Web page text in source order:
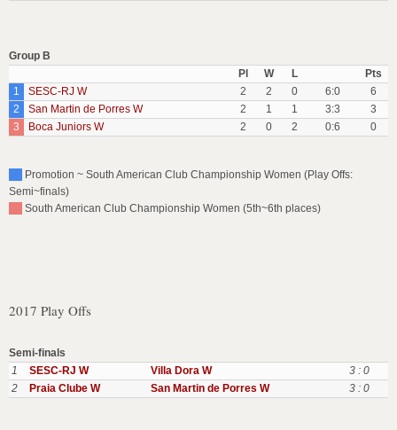
Group B
Pl
W L
Pts
1
SESC-RJ W 2 2 0 6:0
6
2
San Martin de Porres W 2 1 1 3:3
3
3
Boca Juniors W 2 0 2 0:6 0
Promotion ~ South American Club Championship Women (Play Offs:
Semi~finals)
South American Club Championship Women (5th~6th places)
2017 Play Offs
Semi-finals
1
SESC-RJ W Villa Dora W
3 : 0
2
Praia Clube W San Martin de Porres W 3 : 0